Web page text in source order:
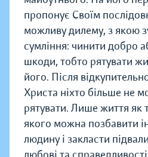
пропонує Своїм
можливу дилему, з якою
сумління: чинити добро
шкоди, тобто рятувати
його. Після
Христа ніхто більше не
рятувати. Лише життя як
якого можна позбавити
людину і закласти